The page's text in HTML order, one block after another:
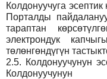
Колдонуучуга
Порталды
тараптан
электрондук
төлөнгөндүгүн
2.5. Колдонуучунун